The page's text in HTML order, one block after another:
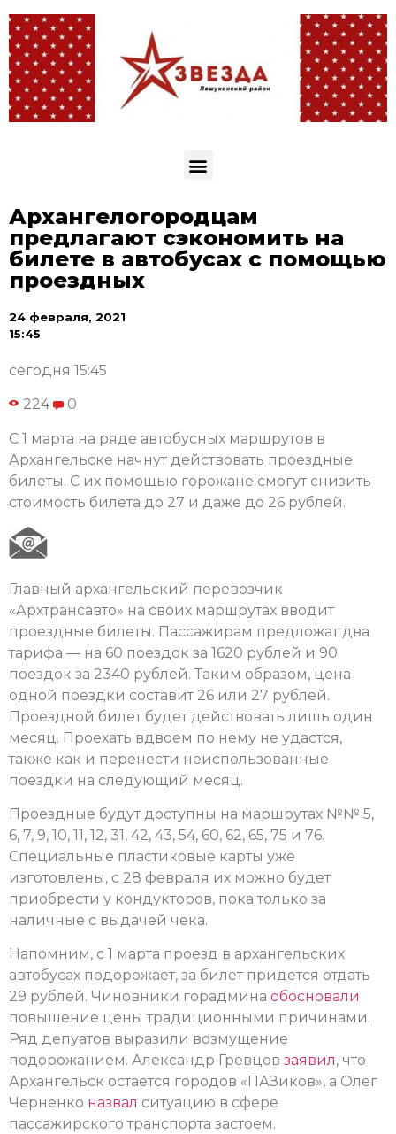
Архангелогородцам
предлагают сэкономить на
билете в автобусах с помощью
проездных
24 февраля, 2021
15:45
сегодня 15:45
224 0
С 1 марта на ряде автобусных маршрутов в
Архангельске начнут действовать проездные
билеты. С их помощью горожане смогут снизить
стоимость билета до 27 и даже до 26 рублей.
Главный архангельский перевозчик
«Архтрансавто» на своих маршрутах вводит
проездные билеты. Пассажирам предложат два
тарифа — на 60 поездок за 1620 рублей и 90
поездок за 2340 рублей. Таким образом, цена
одной поездки составит 26 или 27 рублей.
Проездной билет будет действовать лишь один
месяц. Проехать вдвоем по нему не удастся,
также как и перенести неиспользованные
поездки на следующий месяц.
Проездные будут доступны на маршрутах №№ 5,
6, 7, 9, 10, 11, 12, 31, 42, 43, 54, 60, 62, 65, 75 и 76.
Специальные пластиковые карты уже
изготовлены, с 28 февраля их можно будет
приобрести у кондукторов, пока только за
наличные с выдачей чека.
Напомним, с 1 марта проезд в архангельских
автобусах подорожает, за билет придется отдать
29 рублей. Чиновники горадмина обосновали
повышение цены традиционными причинами.
Ряд депуатов выразили возмущение
подорожанием. Александр Гревцов заявил, что
Архангельск остается городов «ПАЗиков», а Олег
Черненко назвал ситуацию в сфере
пассажирского транспорта застоем.